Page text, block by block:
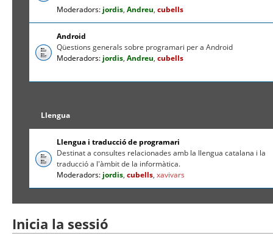
Moderadors: jordis,Andreu,cubells
Android
Qüestions generals sobre programari per a Android
Moderadors: jordis,Andreu,cubells
Llengua
Llengua i traducció de programari
Destinat a consultes relacionades amb la llengua catalana i la
traducció a l'àmbit de la informàtica.
Moderadors: jordis,cubells,xavivars
Inicia la sessió